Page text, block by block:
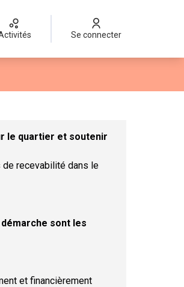
Activités Se connecter
le quartier et soutenir
recevabilité dans le
sont les
et financièrement